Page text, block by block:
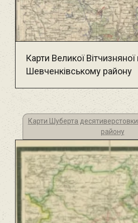
Карти Великої Вітчизняної
Шевченківському району
Карти Шуберта
району